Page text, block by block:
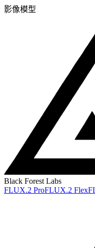
影像模型
Black Forest Labs
FLUX.2 ProFLUX.2 Flex